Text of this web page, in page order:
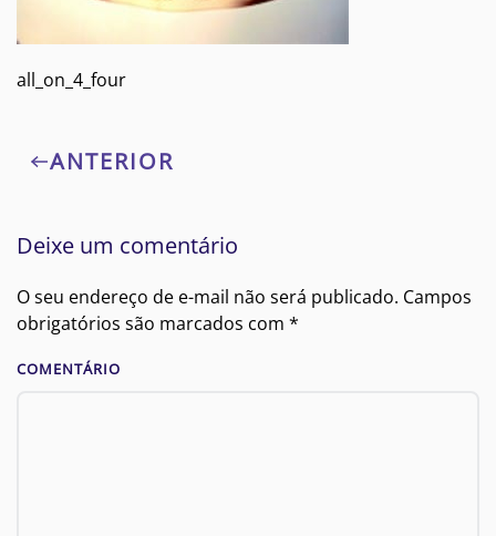
all_on_4_four
ANTERIOR
Deixe um comentário
O seu endereço de e-mail não será publicado. Campos
obrigatórios são marcados com *
COMENTÁRIO